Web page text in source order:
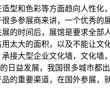
型和色彩等方面趋向人性化
多参展商来讲，一个优秀的
的时间后，展馆是要求全部
太大的面积，以及不能让文
接大型企业文化墙，文化墙
益发展，我国很多城市都
的重要渠道，在国外参展，